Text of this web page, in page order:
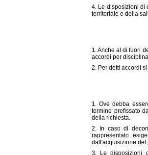
4. Le disposizioni di
territoriale e della
1. Anche al di fuori
accordi per
2. Per detti accordi
1. Ove debba
termine prefissato
della richiesta.
2. In caso di
rappresentato
dall'acquisizione del
3. Le disposizioni